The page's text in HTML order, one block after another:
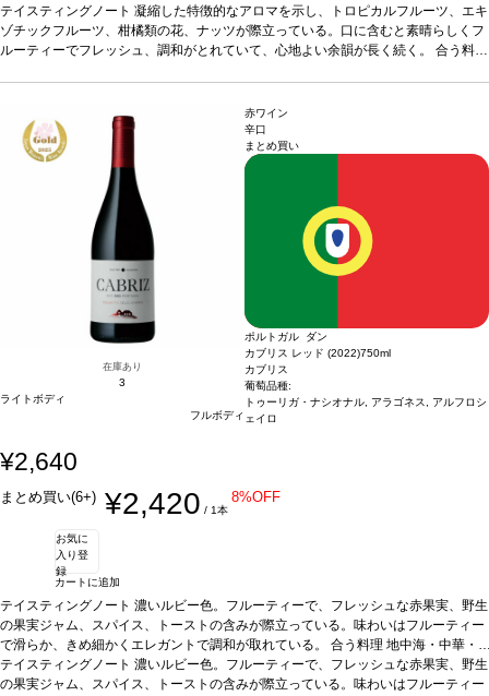
アペタイザーとして、また地中海料理、中華、インド料理などと好相性葡萄品種
エンクルザード 40%、ビカル 20%、マルヴァジア・フィナ 20%、セルシアル・ブ
ランコ 20%*本ヴィンテージが在庫切れの場合、在庫があり価格が同様の場合は自
テイスティングノート 凝縮した特徴的なアロマを示し、トロピカルフルーツ、エキ
ゾチックフルーツ、柑橘類の花、ナッツが際立っている。口に含むと素晴らしくフ
ルーティーでフレッシュ、調和がとれていて、心地よい余韻が長く続く。 合う料理
*本ヴィンテージが在庫切れの場合、在庫があり価格が同様の場合は自
動的に次のヴィンテージに変更されます、ご了承ください。
在庫あり
3
ライトボディ
フルボディ
赤ワイン
辛口
まとめ買い
ポルトガル ダン
カブリス レッド (2022)750ml
カブリス
葡萄品種:
トゥーリガ・ナシオナル, アラゴネス, アルフロシ
ェイロ
¥2,640
まとめ買い(6+) ¥2,420 / 1本
8%OFF
お気に
入り登
録
カートに追加
テイスティングノート 濃いルビー色。フルーティーで、フレッシュな赤果実、野生
の果実ジャム、スパイス、トーストの含みが際立っている。味わいはフルーティー
で滑らか、きめ細かくエレガントで調和が取れている。 合う料理 地中海・中華・
インド・アフリカ料理、ソフトチーズ、魚、白身肉、赤身肉 葡萄品種40% アルフ
ロシェイロ、30% アラゴネス、30% トゥーリガ・ナショナル*本ヴィンテージが在
テイスティングノート 濃いルビー色。フルーティーで、フレッシュな赤果実、野生
の果実ジャム、スパイス、トーストの含みが際立っている。味わいはフルーティー